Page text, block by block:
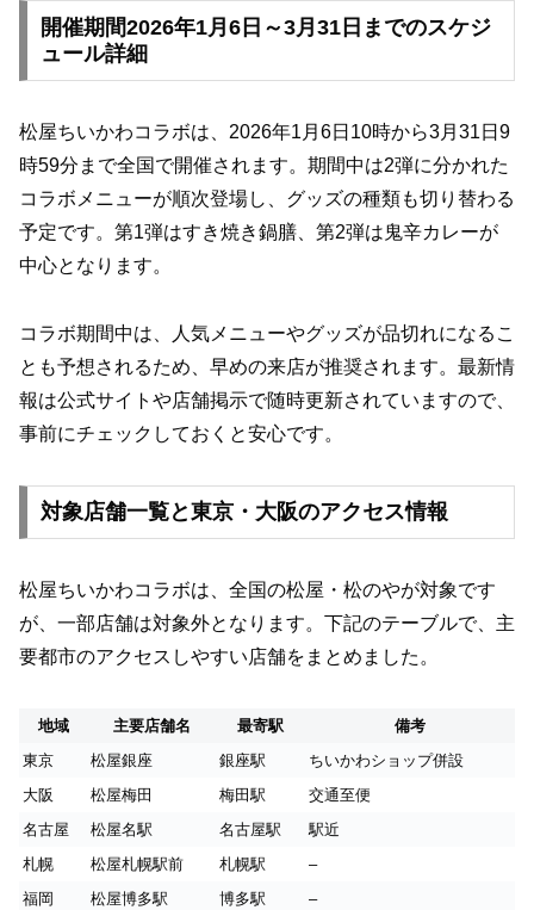
開催期間2026年1月6日～3月31日までのスケジ
ュール詳細
松屋ちいかわコラボは、2026年1月6日10時から3月31日9
時59分まで全国で開催されます。期間中は2弾に分かれた
コラボメニューが順次登場し、グッズの種類も切り替わる
予定です。第1弾はすき焼き鍋膳、第2弾は鬼辛カレーが
中心となります。
コラボ期間中は、人気メニューやグッズが品切れになるこ
とも予想されるため、早めの来店が推奨されます。最新情
報は公式サイトや店舗掲示で随時更新されていますので、
事前にチェックしておくと安心です。
対象店舗一覧と東京・大阪のアクセス情報
松屋ちいかわコラボは、全国の松屋・松のやが対象です
が、一部店舗は対象外となります。下記のテーブルで、主
要都市のアクセスしやすい店舗をまとめました。
地域 主要店舗名 最寄駅
備考
東京
松屋銀座 銀座駅
ちいかわショップ併設
大阪
松屋梅田 梅田駅
交通至便
名古屋
松屋名駅 名古屋駅
駅近
札幌
松屋札幌駅前 札幌駅
–
福岡
松屋博多駅 博多駅 –